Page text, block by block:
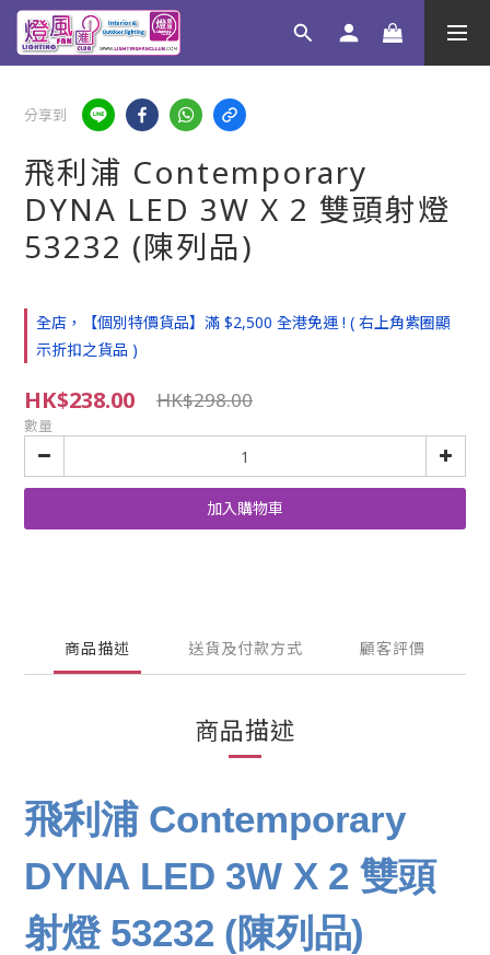
分享到
飛利浦 Contemporary
DYNA LED 3W X 2 雙頭射燈
53232 (陳列品)
全店，【個別特價貨品】滿 $2,500 全港免運 ! ( 右上角紫圈顯
示折扣之貨品 )
HK$238.00 HK$298.00
數量
加入購物車
商品描述 送貨及付款方式 顧客評價
商品描述
飛利浦 Contemporary
DYNA LED 3W X 2 雙頭
射燈 53232 (陳列品)